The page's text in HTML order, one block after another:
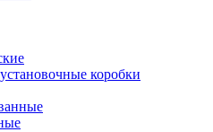
коробки